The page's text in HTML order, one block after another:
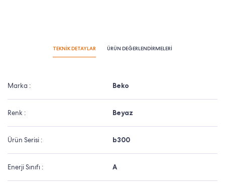
TEKNİK DETAYLAR ÜRÜN DEĞERLENDİRMELERİ
Marka : Beko
Renk : Beyaz
Ürün Serisi : b300
Enerji Sınıfı : A